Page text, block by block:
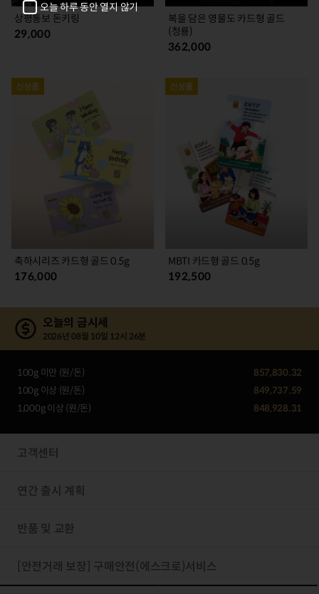
상평통보 돈키링
29,000
복을 담은 영물도 카드형 골드
(청룡)
362,000
축하시리즈 카드형 골드 0.5g
176,000
MBTI 카드형 골드 0.5g
192,500
오늘의 금시세
2026년 08월 10일 12시 26분
100g 미만 (원/돈)
857,830.32
100g 이상 (원/돈)
849,737.59
1,000g 이상 (원/돈)
848,928.31
고객센터
연간 출시 계획
반품 및 교환
[안전거래 보장] 구매안전(에스크로)서비스
넘
김
정
오늘 하루 동안 열지 않기